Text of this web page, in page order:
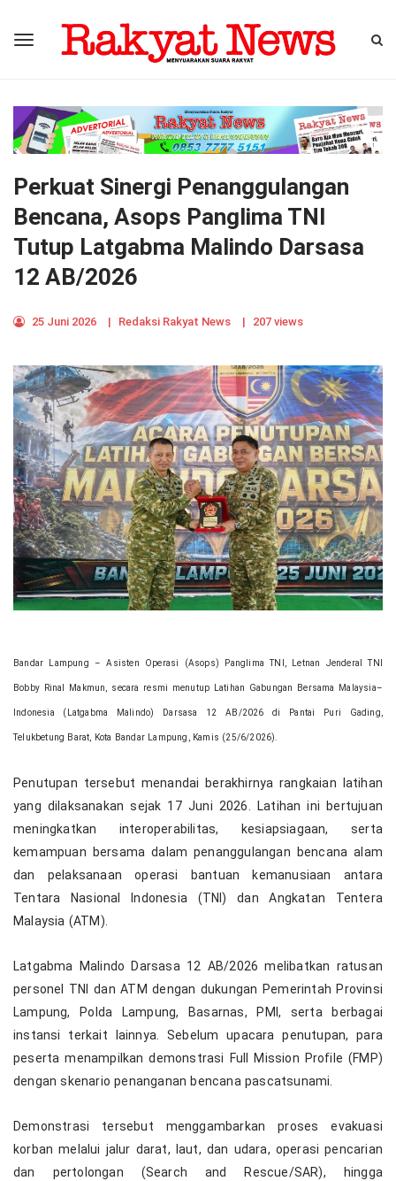
Perkuat Sinergi Penanggulangan
Bencana, Asops Panglima TNI
Tutup Latgabma Malindo Darsasa
12 AB/2026
25 Juni 2026 | Redaksi Rakyat News | 207 views
Bandar Lampung – Asisten Operasi (Asops) Panglima TNI, Letnan Jenderal TNI
Bobby Rinal Makmun, secara resmi menutup Latihan Gabungan Bersama Malaysia–
Indonesia (Latgabma Malindo) Darsasa 12 AB/2026 di Pantai Puri Gading,
Telukbetung Barat, Kota Bandar Lampung, Kamis (25/6/2026).
Penutupan tersebut menandai berakhirnya rangkaian latihan
yang dilaksanakan sejak 17 Juni 2026. Latihan ini bertujuan
meningkatkan interoperabilitas, kesiapsiagaan, serta
kemampuan bersama dalam penanggulangan bencana alam
dan pelaksanaan operasi bantuan kemanusiaan antara
Tentara Nasional Indonesia (TNI) dan Angkatan Tentera
Malaysia (ATM).
Latgabma Malindo Darsasa 12 AB/2026 melibatkan ratusan
personel TNI dan ATM dengan dukungan Pemerintah Provinsi
Lampung, Polda Lampung, Basarnas, PMI, serta berbagai
instansi terkait lainnya. Sebelum upacara penutupan, para
peserta menampilkan demonstrasi Full Mission Profile (FMP)
dengan skenario penanganan bencana pascatsunami.
Demonstrasi tersebut menggambarkan proses evakuasi
korban melalui jalur darat, laut, dan udara, operasi pencarian
dan pertolongan (Search and Rescue/SAR), hingga